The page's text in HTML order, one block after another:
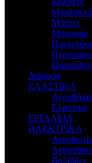
Μπότες
Μπουφάν
Ωτασπίδες
Διάφορα
ΕΛΑΣΤΙΚΑ
Ελαστικά
ΕΡΓΑΛΕΙΑ
ΗΛΕΚΤΡΙΚΑ
Βαλβίδες